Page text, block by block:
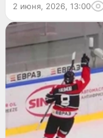
2 июня, 2026, 13:00